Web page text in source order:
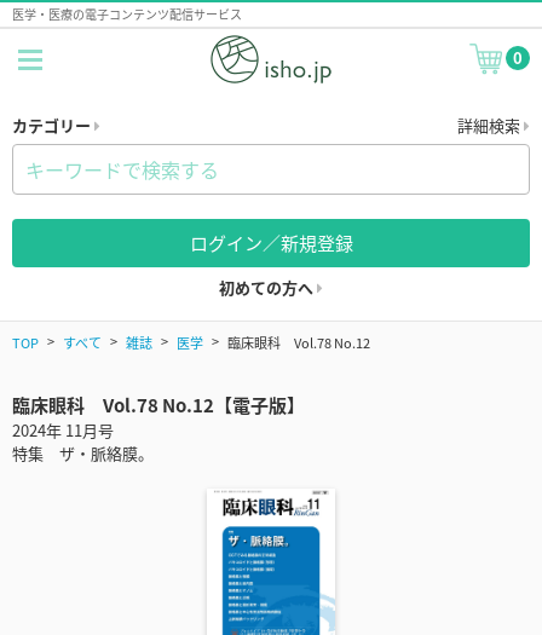
医学・医療の電子コンテンツ配信サービス
0
カテゴリー 詳細検索
ログイン／新規登録
初めての方へ
TOP すべて 雑誌 医学 臨床眼科 Vol.78 No.12
臨床眼科 Vol.78 No.12【電子版】
2024年 11月号
特集 ザ・脈絡膜。